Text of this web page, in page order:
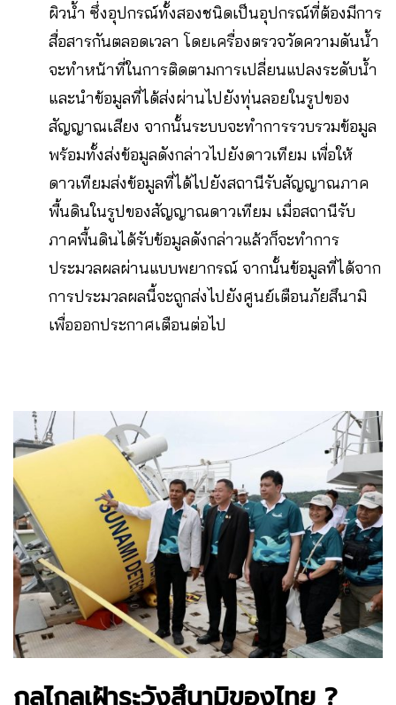
ผิวน้ำ ซึ่งอุปกรณ์ทั้งสองชนิดเป็นอุปกรณ์ที่ต้องมีการ
สื่อสารกันตลอดเวลา โดยเครื่องตรวจวัดความดันน้ำ
จะทำหน้าที่ในการติดตามการเปลี่ยนแปลงระดับน้ำ
และนำข้อมูลที่ได้ส่งผ่านไปยังทุ่นลอยในรูปของ
สัญญาณเสียง จากนั้นระบบจะทำการรวบรวมข้อมูล
พร้อมทั้งส่งข้อมูลดังกล่าวไปยังดาวเทียม เพื่อให้
ดาวเทียมส่งข้อมูลที่ได้ไปยังสถานีรับสัญญาณภาค
พื้นดินในรูปของสัญญาณดาวเทียม เมื่อสถานีรับ
ภาคพื้นดินได้รับข้อมูลดังกล่าวแล้วก็จะทำการ
ประมวลผลผ่านแบบพยากรณ์ จากนั้นข้อมูลที่ได้จาก
การประมวลผลนี้จะถูกส่งไปยังศูนย์เตือนภัยสึนามิ
เพื่อออกประกาศเตือนต่อไป